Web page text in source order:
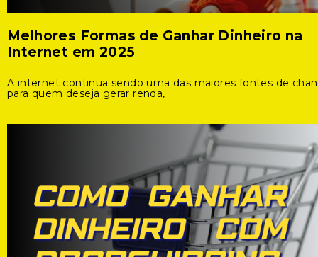
Melhores Formas de Ganhar Dinheiro na
Internet em 2025
A internet continua sendo uma das maiores fontes de
para quem deseja gerar renda,